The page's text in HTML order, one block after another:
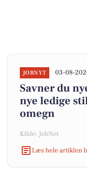
JOBNYT 03-08-
Savner du
nye ledige
omegn
Kilde: JobNet
Læs hele artiklen